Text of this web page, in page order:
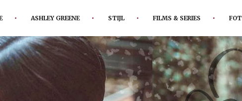
ASHLEY GREENE STIJL FILMS & SERIES